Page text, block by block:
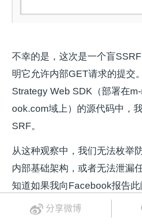
不幸的是，这次是一个盲
明它允许内部GET请求的提交
Strategy Web SDK（部署在
ook.com域上）的源代码中，
SRF。
从这种观察中，我们无法枚举
内部基础架构，或者无法泄漏
知道如果我向Facebook报告
绝它，因为此漏洞没有影响。
分享微博